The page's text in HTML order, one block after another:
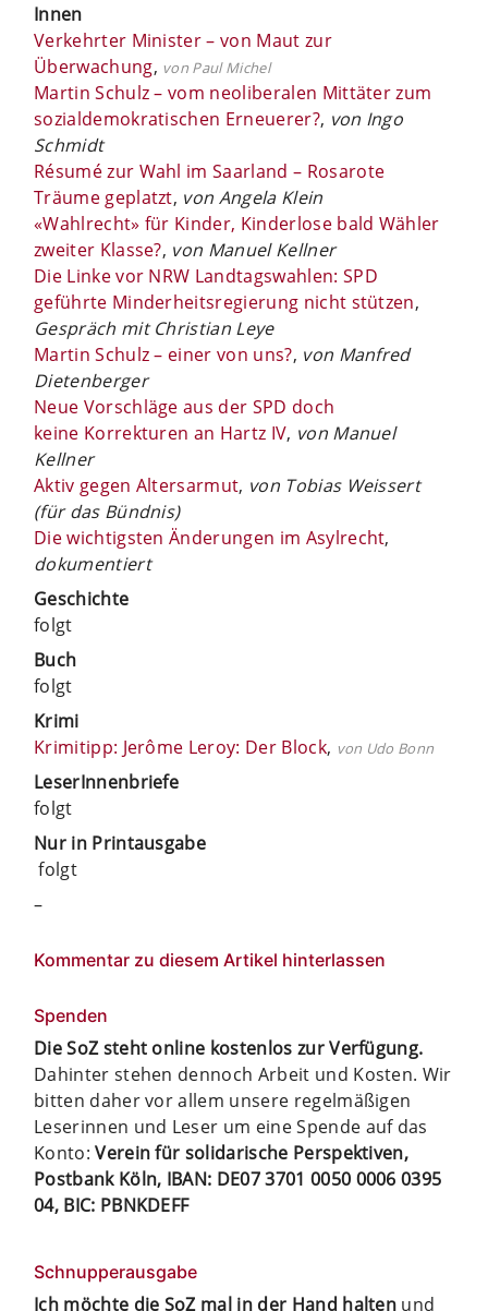
Innen
Verkehrter Minister – von Maut zur
Überwachung, von Paul Michel
Martin Schulz – vom neoliberalen Mittäter zum
sozialdemokratischen Erneuerer?, von Ingo
Schmidt
Résumé zur Wahl im Saarland – Rosarote
Träume geplatzt, von Angela Klein
«Wahlrecht» für Kinder, Kinderlose bald Wähler
zweiter Klasse?, von Manuel Kellner
Die Linke vor NRW Landtagswahlen: SPD
geführte Minderheitsregierung nicht stützen,
Gespräch mit Christian Leye
Martin Schulz – einer von uns?, von Manfred
Dietenberger
Neue Vorschläge aus der SPD doch
keine Korrekturen an Hartz IV, von Manuel
Kellner
Aktiv gegen Altersarmut, von Tobias Weissert
(für das Bündnis)
Die wichtigsten Änderungen im Asylrecht,
dokumentiert
Geschichte
folgt
Buch
folgt
Krimi
Krimitipp: Jerôme Leroy: Der Block, von Udo Bonn
LeserInnenbriefe
folgt
Nur in Printausgabe
folgt
–
Kommentar zu diesem Artikel hinterlassen
Spenden
Die SoZ steht online kostenlos zur Verfügung.
Dahinter stehen dennoch Arbeit und Kosten. Wir
bitten daher vor allem unsere regelmäßigen
Leserinnen und Leser um eine Spende auf das
Konto:Verein für solidarische Perspektiven,
Postbank Köln, IBAN: DE07 3701 0050 0006 0395
04, BIC: PBNKDEFF
Schnupperausgabe
Ich möchte die SoZ mal in der Hand halten und